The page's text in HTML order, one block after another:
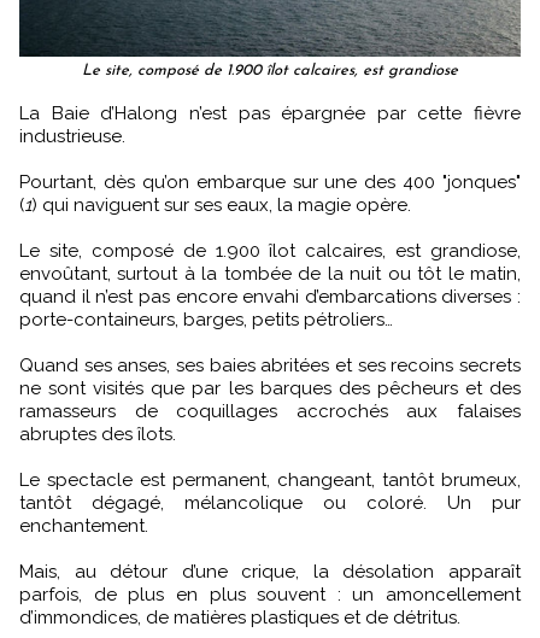
Le site, composé de 1.900 îlot calcaires, est grandiose
La Baie d’Halong n’est pas épargnée par cette fièvre
industrieuse.
Pourtant, dès qu’on embarque sur une des 400 "jonques"
(1) qui naviguent sur ses eaux, la magie opère.
Le site, composé de 1.900 îlot calcaires, est grandiose,
envoûtant, surtout à la tombée de la nuit ou tôt le matin,
quand il n’est pas encore envahi d’embarcations diverses :
porte-containeurs, barges, petits pétroliers…
Quand ses anses, ses baies abritées et ses recoins secrets
ne sont visités que par les barques des pêcheurs et des
ramasseurs de coquillages accrochés aux falaises
abruptes des îlots.
Le spectacle est permanent, changeant, tantôt brumeux,
tantôt dégagé, mélancolique ou coloré. Un pur
enchantement.
Mais, au détour d’une crique, la désolation apparaît
parfois, de plus en plus souvent : un amoncellement
d’immondices, de matières plastiques et de détritus.